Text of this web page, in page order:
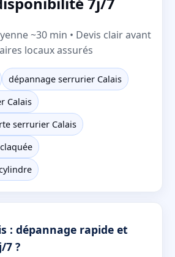
~30 min • Devis clair avant
locaux assurés
dépannage serrurier Calais
Calais
serrurier Calais
: dépannage rapide et
7 ?